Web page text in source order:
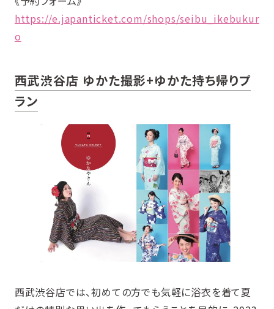
https://e.japanticket.com/shops/seibu_ikebukur
o
西武渋谷店 ゆかた撮影+ゆかた持ち帰りプ
ラン
西武渋谷店では、初めての方でも気軽に浴衣を着て夏